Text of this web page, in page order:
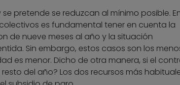
pretende se reduzcan al mínimo posible.
es fundamental tener en cuenta la
de nueve meses al año y la situación
Sin embargo, estos casos son los
es menor. Dicho de otra manera, si el
del año? Los dos recursos más